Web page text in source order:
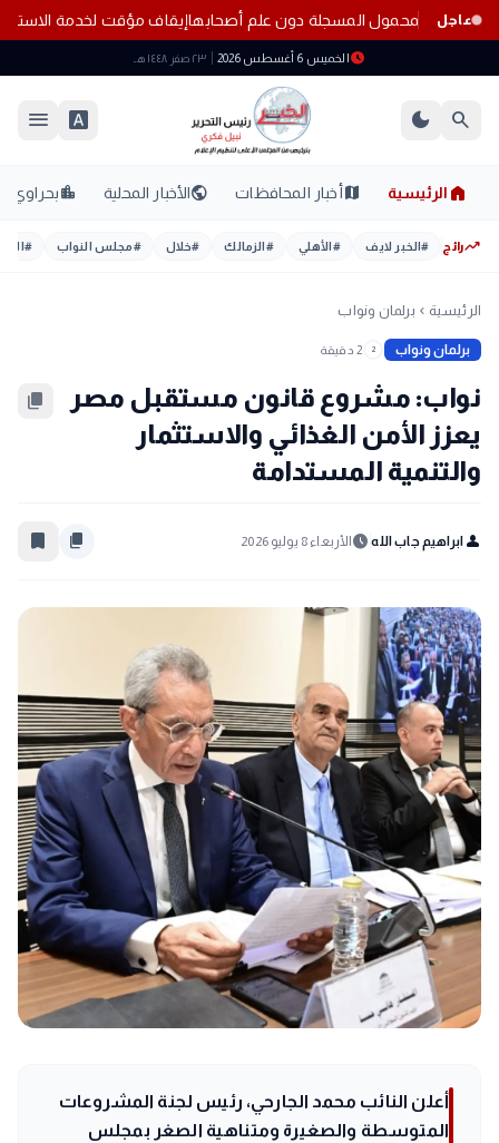
عاجل
أزمة خطوط المحمول المسجلة دون علم أصحابهاإيقاف مؤقت لخدمة
scheduleالخميس 6 أغسطس 2026 ٢٣ صفر ١٤٤٨ هـ
search
dark_mode
font_download
menu
home الرئيسية mapأخبار المحافظات publicالأخبار المحلية location_cityبحراوي
trending_upرائج #الخبر لايف #الأهلي #الزمالك #خلال #مجلس النواب #
الرئيسية chevron_left برلمان ونواب
برلمان ونواب 2 2 دقيقة
نواب: مشروع قانون مستقبل مصر
يعزز الأمن الغذائي والاستثمار
والتنمية المستدامة
content_copy
person ابراهيم جاب الله schedule الأربعاء 8 يوليو 2026 content_copy
bookmark_border
أعلن النائب محمد الجارحي، رئيس لجنة المشروعات
المتوسطة والصغيرة ومتناهية الصغر بمجلس